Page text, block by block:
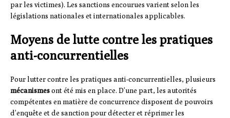
par les victimes). Les sanctions encourues varient selon les
législations nationales et internationales applicables.
Moyens de lutte contre les pratiques
anti-concurrentielles
Pour lutter contre les pratiques anti-concurrentielles, plusieurs
mécanismesont été mis en place. D’une part, les autorités
compétentes en matière de concurrence disposent de pouvoirs
d’enquête et de sanction pour détecter et réprimer les